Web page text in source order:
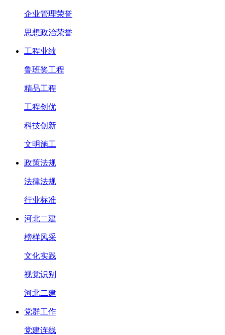
企业管理荣誉
思想政治荣誉
工程业绩
鲁班奖工程
精品工程
工程创优
科技创新
文明施工
政策法规
法律法规
行业标准
河北二建
榜样风采
文化实践
视觉识别
河北二建
党群工作
党建连线